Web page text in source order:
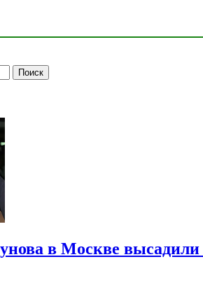
в Москве высадили